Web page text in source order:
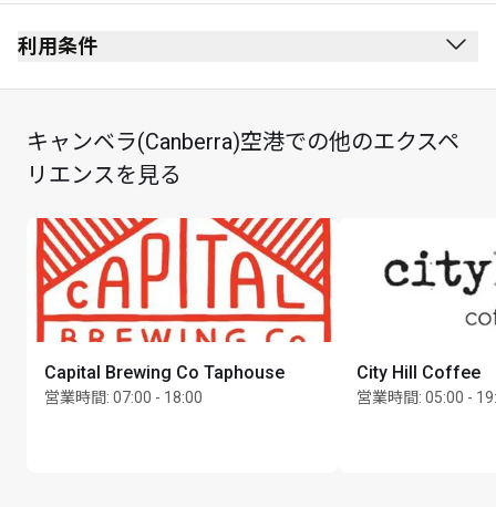
利用条件
キャンベラ(Canberra)空港での他のエクスペ
リエンスを見る
Capital Brewing Co Taphouse
営業時間: 07:00 - 18:00
City Hill Coffee
営業時間: 05:00 -